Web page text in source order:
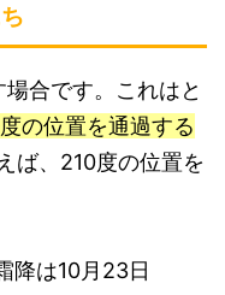
場合です。これはと
の位置を通過する
ば、210度の位置を
は10月23日